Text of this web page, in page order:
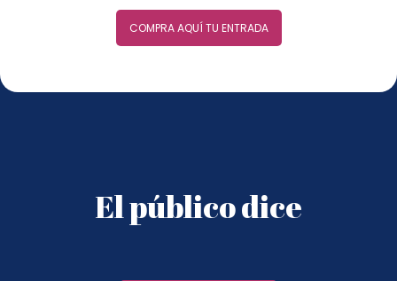
COMPRA AQUÍ TU ENTRADA
El público dice